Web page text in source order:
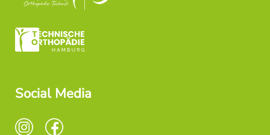
Social Media